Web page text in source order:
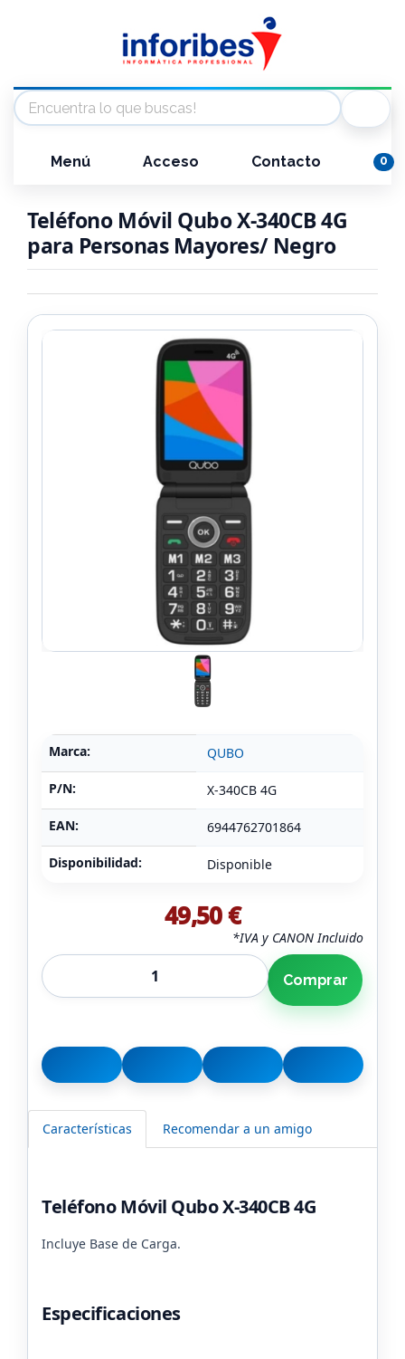
Menú Acceso Contacto 0
Teléfono Móvil Qubo X-340CB 4G
para Personas Mayores/ Negro
Marca: QUBO
P/N: X-340CB 4G
EAN: 6944762701864
Disponibilidad: Disponible
49,50 €
*IVA y CANON Incluido
Comprar
Características Recomendar a un amigo
Teléfono Móvil Qubo X-340CB 4G
Incluye Base de Carga.
Especificaciones